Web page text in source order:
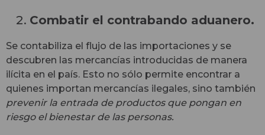
Combatir el contrabando aduanero.
Se contabiliza el flujo de las importaciones y se
descubren las mercancías introducidas de manera
ilícita en el país. Esto no sólo permite encontrar a
quienes importan mercancías ilegales, sino también
prevenir la entrada de productos que pongan en
riesgo el bienestar de las personas.